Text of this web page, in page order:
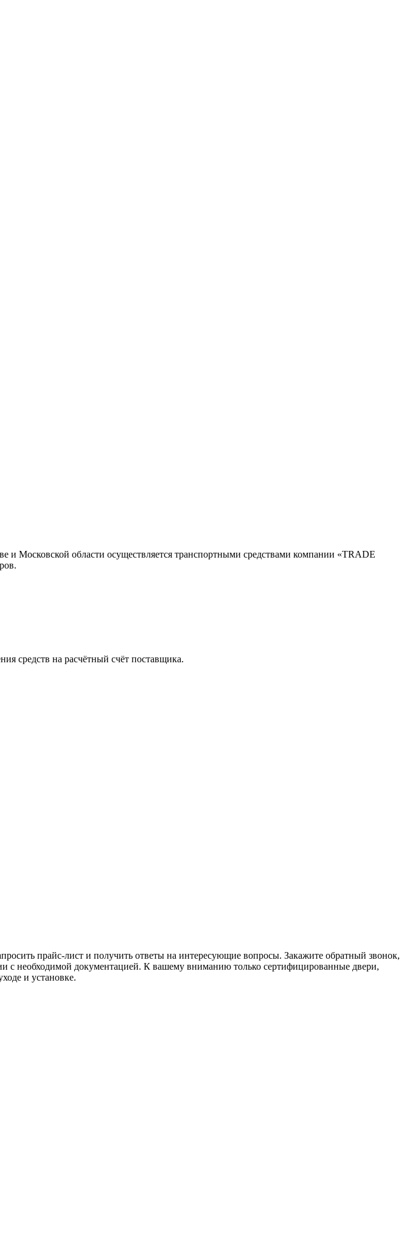
Московской области осуществляется транспортными средствами компании «TRADE
средств на расчётный счёт поставщика.
прайс-лист и получить ответы на интересующие вопросы. Закажите обратный звонок,
с необходимой документацией. К вашему вниманию только сертифицированные двери,
и установке.